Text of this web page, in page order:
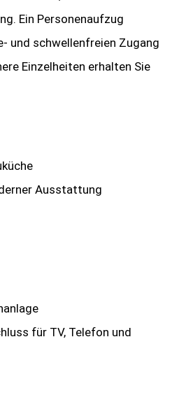
Ein Personenaufzug
und schwellenfreien Zugang
Einzelheiten erhalten Sie
Ausstattung
für TV, Telefon und